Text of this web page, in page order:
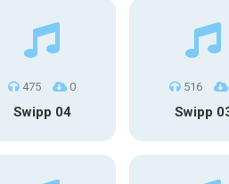
475 0
Swipp 04
516
Swipp